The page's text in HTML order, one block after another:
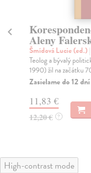
Aleny
Šmídová Lucie (ed.)
Teolog a bývalý
1990) žil na začátku
Zasielame do 12 dní
11,83 €
12,20 € ?
High-contrast mode